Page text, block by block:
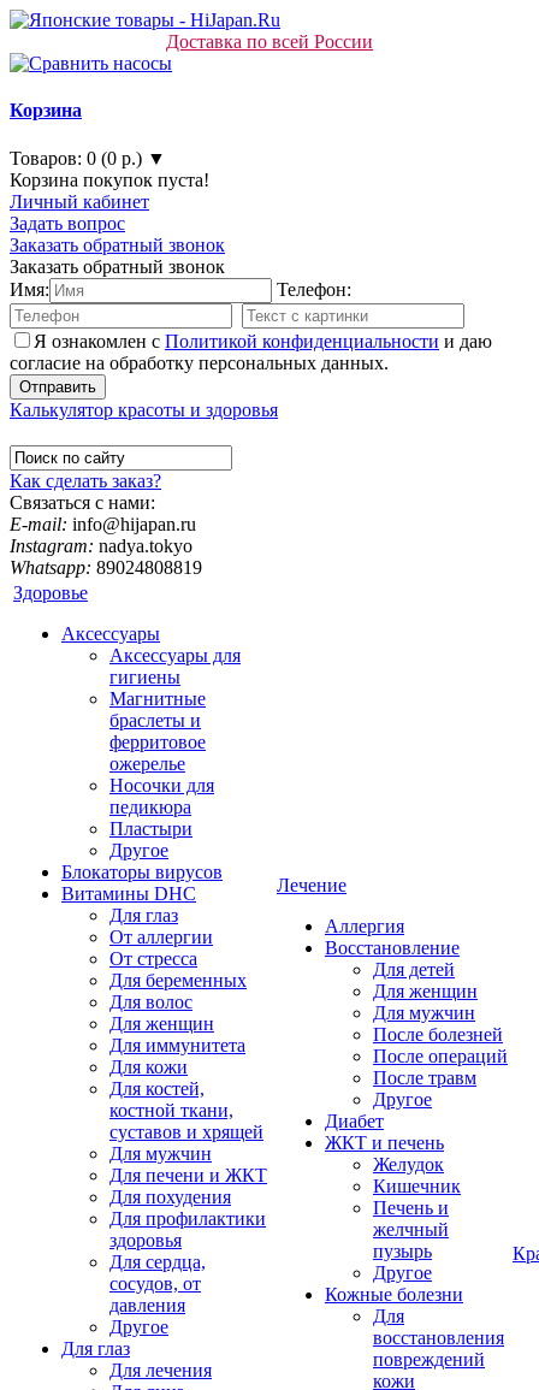
Доставка по всей России
Корзина
Товаров: 0 (0 р.) ▼
Корзина покупок пуста!
Личный кабинет
Задать вопрос
Заказать обратный звонок
Заказать обратный звонок
Имя:
Телефон:
Я ознакомлен с Политикой конфиденциальности и даю
согласие на обработку персональных данных.
Калькулятор красоты и здоровья
Как сделать заказ?
Связаться с нами:
E-mail: info@hijapan.ru
Instagram: nadya.tokyo
Whatsapp: 89024808819
Здоровье
Аксессуары
Аксессуары для
гигиены
Магнитные
браслеты и
ферритовое
ожерелье
Носочки для
педикюра
Пластыри
Другое
Блокаторы вирусов
Витамины DHC
Для глаз
От аллергии
От стресса
Для беременных
Для волос
Для женщин
Для иммунитета
Для кожи
Для костей,
костной ткани,
суставов и хрящей
Для мужчин
Для печени и ЖКТ
Для похудения
Для профилактики
здоровья
Для сердца,
сосудов, от
давления
Другое
Для глаз
Для лечения
Лечение
Аллергия
Восстановление
Для детей
Для женщин
Для мужчин
После болезней
После операций
После травм
Другое
Диабет
ЖКТ и печень
Желудок
Кишечник
Печень и
желчный
пузырь
Другое
Кожные болезни
Для
восстановления
повреждений
кожи